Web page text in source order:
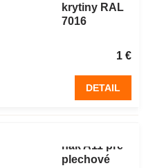
krytiny RAL
7016
1 €
DETAIL
hák A11 pre
plechové